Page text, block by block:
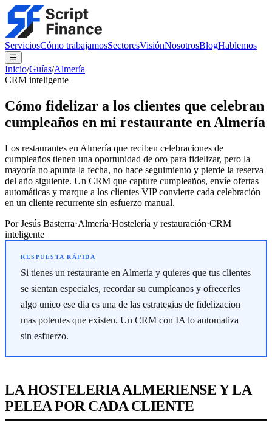
ServiciosCómo trabajamosSectoresVisiónNosotrosBlogHablemos
☰
Inicio/Guías/Almería
CRM inteligente
Cómo fidelizar a los clientes que celebran
cumpleaños en mi restaurante en Almería
Los restaurantes en Almería que reciben celebraciones de
cumpleaños tienen una oportunidad de oro para fidelizar, pero la
mayoría no apunta la fecha, no hace seguimiento y pierde la reserva
del año siguiente. Un CRM que capture cumpleaños, envíe ofertas
automáticas y marque a los clientes VIP convierte cada celebración
en un cliente recurrente sin esfuerzo manual.
PorJesús Basterra·Almería·Hostelería y restauración·CRM
inteligente
Si tienes un restaurante en Almeria y quieres que tus clientes
se sientan especiales, recordar su cumpleanos y ofrecerles
algo unico ese dia es una de las estrategias de fidelizacion
mas potentes que existen. Un CRM con IA lo automatiza
sin esfuerzo.
LA HOSTELERIA ALMERIENSE Y LA
PELEA POR CADA CLIENTE